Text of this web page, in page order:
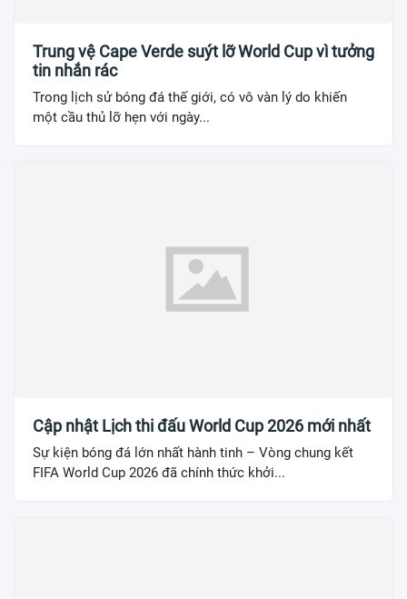
Trung vệ Cape Verde suýt lỡ World Cup vì tưởng
tin nhắn rác
Trong lịch sử bóng đá thế giới, có vô vàn lý do khiến
một cầu thủ lỡ hẹn với ngày...
Cập nhật Lịch thi đấu World Cup 2026 mới nhất
Sự kiện bóng đá lớn nhất hành tinh – Vòng chung kết
FIFA World Cup 2026 đã chính thức khởi...